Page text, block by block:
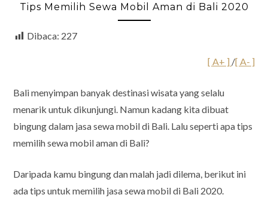
Tips Memilih Sewa Mobil Aman di Bali 2020
Dibaca: 227
[ A+ ] /[ A- ]
Bali menyimpan banyak destinasi wisata yang selalu
menarik untuk dikunjungi. Namun kadang kita dibuat
bingung dalam jasa sewa mobil di Bali. Lalu seperti apa tips
memilih sewa mobil aman di Bali?
Daripada kamu bingung dan malah jadi dilema, berikut ini
ada tips untuk memilih jasa sewa mobil di Bali 2020.